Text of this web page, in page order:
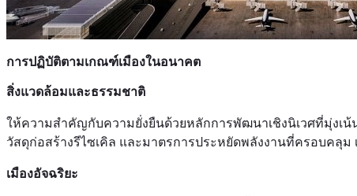
การปฏิบัติตามเกณฑ์เมืองในอนาคต
สิ่งแวดล้อมและธรรมชาติ
ให้ความสำคัญกับความยั่งยืนด้วยหลักการพัฒนาเชิงนิเวศที่มุ่งเ
วัสดุก่อสร้างรีไซเคิล และมาตรการประหยัดพลังงานที่ครอบคลุ
เมืองอัจฉริยะ